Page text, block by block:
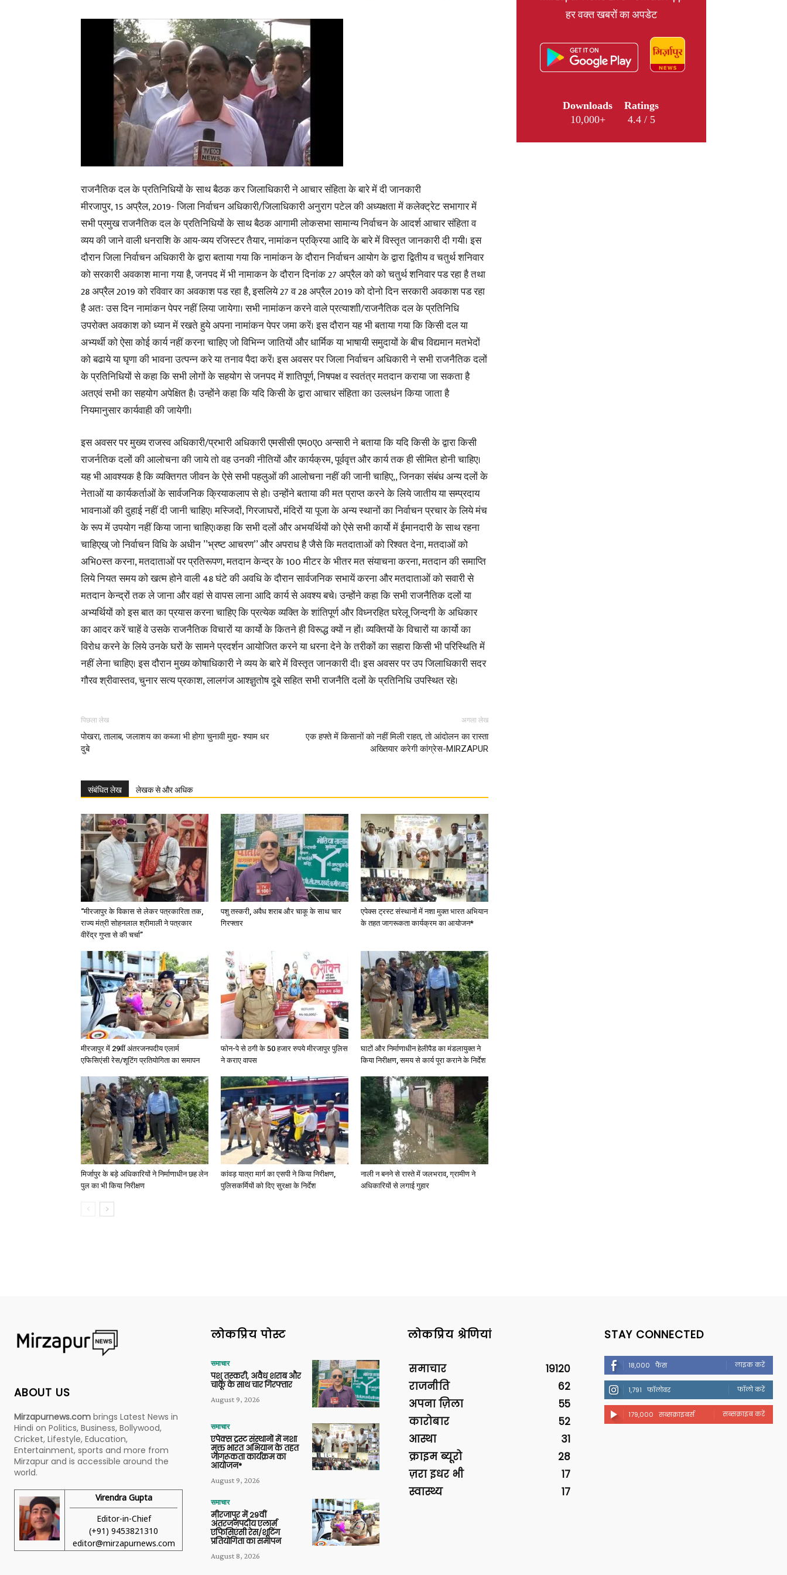
News
in
Hindi,
Today
Hindi
News
Paper
राजनैतिक दल के प्रतिनिधियों के साथ बैठक कर जिलाधिकारी ने आचार संहिता के बारे में दी जानकारी
मीरजापुर, 15 अप्रैल, 2019- जिला निर्वाचन अधिकारी/जिलाधिकारी अनुराग पटेल की अध्यक्षता में कलेक्ट्रेट सभागार में
सभी प्रमुख राजनैतिक दल के प्रतिनिधियों के साथ बैठक आगामी लोकसभा सामान्य निर्वाचन के आदर्श आचार संहिता व
व्यय की जाने वाली धनराशि के आय-व्यय रजिस्टर तैयार, नामांकन प्रक्रिया आदि के बारे में विस्तृत जानकारी दी गयी। इस
दौरान जिला निर्वाचन अधिकारी के द्वारा बताया गया कि नामांकन के दौरान निर्वाचन आयोग के द्वारा द्वितीय व चतुर्थ शनिवार
को सरकारी अवकाश माना गया है, जनपद में भी नामाकन के दौरान दिनांक 27 अप्रैल को को चतुर्थ शनिवार पड रहा है तथा
28 अप्रैल 2019 को रविवार का अवकाश पड रहा है, इसलिये 27 व 28 अप्रैल 2019 को दोनो दिन सरकारी अवकाश पड रहा
है अतः उस दिन नामांकन पेपर नहीं लिया जायेगा। सभी नामांकन करने वाले प्रत्याशाी/राजनैतिक दल के प्रतिनिधि
उपरोक्त अवकाश को ध्यान में रखते हुये अपना नामांकन पेपर जमा करें। इस दौरान यह भी बताया गया कि किसी दल या
अभ्यर्थी को ऐसा कोई कार्य नहीं करना चाहिए जो विभिन्न जातियों और धार्मिक या भाषायी समुदायों के बीच विद्यमान मतभेदों
को बढाये या घृणा की भावना उत्पन्न करे या तनाव पैदा करें। इस अवसर पर जिला निर्वाचन अधिकारी ने सभी राजनैतिक दलों
के प्रतिनिधियों से कहा कि सभी लोगों के सहयोग से जनपद में शातिपूर्ण, निषपक्ष व स्वतंत्र मतदान कराया जा सकता है
अतएवं सभी का सहयोग अपेक्षित है। उन्होंने कहा कि यदि किसी के द्वारा आचार संहिता का उल्लधंन किया जाता है
नियमानुसार कार्यवाही की जायेगी।
इस अवसर पर मुख्य राजस्व अधिकारी/प्रभारी अधिकारी एमसीसी एम0ए0 अन्सारी ने बताया कि यदि किसी के द्वारा किसी
राजर्नतिक दलों की आलोचना की जाये तो वह उनकी नीतियों और कार्यक्रम, पूर्ववृत्त और कार्य तक ही सीमित होनी चाहिए।
यह भी आवश्यक है कि व्यक्तिगत जीवन के ऐसे सभी पहलुओं की आलोचना नहीं की जानी चाहिए,, जिनका संबंध अन्य दलों के
नेताओं या कार्यकर्ताओं के सार्वजनिक क्रियाकलाप से हो। उन्होंने बताया की मत प्राप्त करने के लिये जातीय या सम्प्रदाय
भावनाओं की दुहाई नहीं दी जानी चाहिए। मस्जिदों, गिरजाघरों, मंदिरों या पूजा के अन्य स्थानों का निर्वाचन प्रचार के लिये मंच
के रूप में उपयोग नहीं किया जाना चाहिए।कहा कि सभी दलों और अभयर्थियों को ऐसे सभी कार्यो में ईमानदारी के साथ रहना
चाहिएख् जो निर्वाचन विधि के अधीन ’’भ्रष्ट आचरण’’ और अपराध है जैसे कि मतदाताओं को रिश्वत देना, मतदाओं को
अभि0स्त करना, मतदाताओं पर प्रतिरूपण, मतदान केन्द्र के 100 मीटर के भीतर मत संयाचना करना, मतदान की समाप्ति
लिये नियत समय को खत्म होने वाली 48 घंटे की अवधि के दौरान सार्वजनिक सभायें करना और मतदाताओं को सवारी से
मतदान केन्द्रों तक ले जाना और वहां से वापस लाना आदि कार्य से अवश्य बचे। उन्होंने कहा कि सभी राजनैतिक दलों या
अभ्यर्थियों को इस बात का प्रयास करना चाहिए कि प्रत्येक व्यक्ति के शांतिपूर्ण और विध्नरहित घरेलू जिन्दगी के अधिकार
का आदर करें चाहें वे उसके राजनैतिक विचारों या कार्यो के कितने ही विरूद्ध क्यों न हों। व्यक्तियों के विचारों या कार्यो का
विरोध करने के लिये उनके घरों के सामने प्रदर्शन आयोजित करने या धरना देने के तरीकों का सहारा किसी भी परिस्थिति में
नहीं लेना चाहिए। इस दौरान मुख्य कोषाधिकारी ने व्यय के बारे में विस्तृत जानकारी दी। इस अवसर पर उप जिलाधिकारी सदर
गौरव श्रीवास्तव, चुनार सत्य प्रकाश, लालगंज आश्ज्ञुतोष दूबे सहित सभी राजनैति दलों के प्रतिनिधि उपस्थित रहे।
पिछला लेख
पोखरा, तालाब, जलाशय का कब्जा भी होगा चुनावी मुद्दा- श्याम धर
दुबे
अगला लेख
एक हफ्ते में किसानों को नहीं मिली राहत, तो आंदोलन का रास्ता
अख्तियार करेगी कांग्रेस-MIRZAPUR
संबंधित लेख लेखक से और अधिक
“मीरजापुर के विकास से लेकर पत्रकारिता तक,
राज्य मंत्री सोहनलाल श्रीमाली ने पत्रकार
वीरेंद्र गुप्ता से की चर्चा”
पशु तस्करी, अवैध शराब और चाकू के साथ चार
गिरफ्तार
एपेक्स ट्रस्ट संस्थानों में नशा मुक्त भारत अभियान
के तहत जागरूकता कार्यक्रम का आयोजन*
मीरजापुर में 29वीं अंतरजनपदीय एलार्म
एफिसिएंसी रेस/शूटिंग प्रतियोगिता का समापन
फोन-पे से ठगी के 50 हजार रुपये मीरजापुर पुलिस
ने कराए वापस
घाटों और निर्माणाधीन हेलीपैड का मंडलायुक्त ने
किया निरीक्षण, समय से कार्य पूरा कराने के निर्देश
मिर्जापुर के बड़े अधिकारियों ने निर्माणाधीन छह लेन
पुल का भी किया निरीक्षण
कांवड़ यात्रा मार्ग का एसपी ने किया निरीक्षण,
पुलिसकर्मियों को दिए सुरक्षा के निर्देश
नाली न बनने से रास्ते में जलभराव, ग्रामीण ने
अधिकारियों से लगाई गुहार
हर वक्त खबरों का अपडेट
Downloads
10,000+
Ratings
4.4 / 5
ABOUT US
Mirzapurnews.com brings Latest News in
Hindi on Politics, Business, Bollywood,
Cricket, Lifestyle, Education,
Entertainment, sports and more from
Mirzapur and is accessible around the
world.
Virendra Gupta
Editor-in-Chief
(+91) 9453821310
editor@mirzapurnews.com
लोकप्रिय पोस्ट
समाचार
पशु तस्करी, अवैध शराब और
चाकू के साथ चार गिरफ्तार
August 9, 2026
समाचार
एपेक्स ट्रस्ट संस्थानों में नशा
मुक्त भारत अभियान के तहत
जागरूकता कार्यक्रम का
आयोजन*
August 9, 2026
समाचार
मीरजापुर में 29वीं
अंतरजनपदीय एलार्म
एफिसिएंसी रेस/शूटिंग
प्रतियोगिता का समापन
August 8, 2026
लोकप्रिय श्रेणियां
समाचार
19120
राजनीति
62
अपना ज़िला
55
कारोबार
52
आस्था
31
क्राइम ब्यूरो
28
ज़रा इधर भी
17
स्वास्थ्य
17
STAY CONNECTED
18,000 फैंस लाइक करें
1,791 फॉलोवर फॉलो करें
179,000 सब्सक्राइबर्स सब्सक्राइब करें